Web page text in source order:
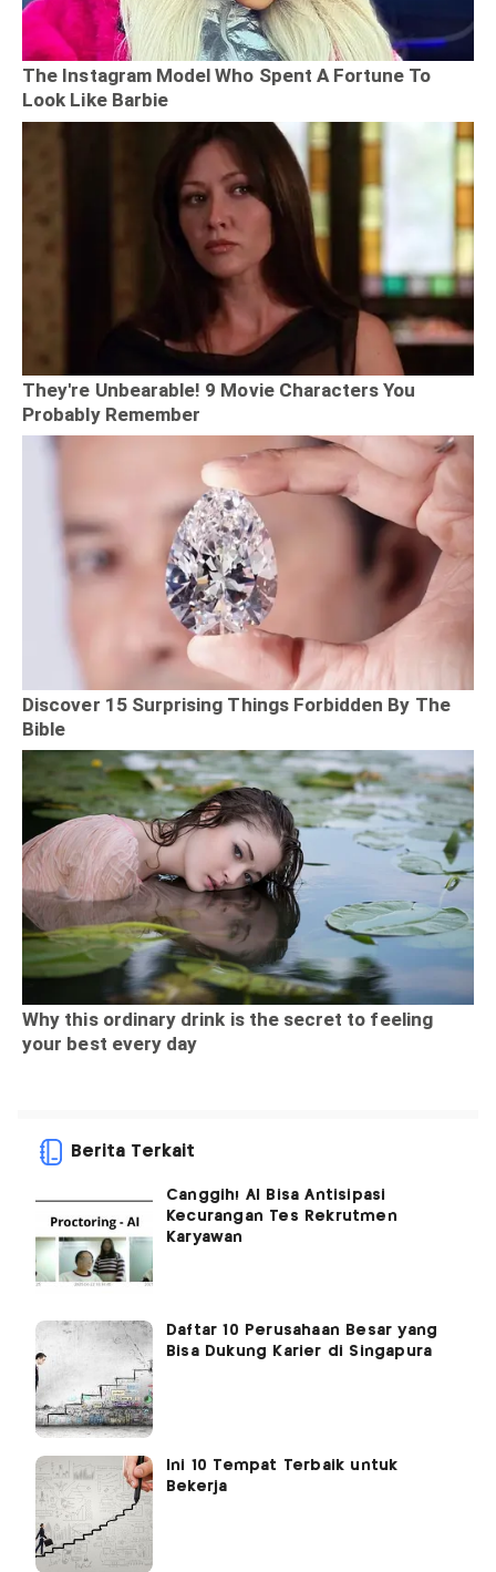
Berita Terkait
Canggih! AI Bisa Antisipasi
Kecurangan Tes Rekrutmen
Karyawan
Daftar 10 Perusahaan Besar yang
Bisa Dukung Karier di Singapura
Ini 10 Tempat Terbaik untuk
Bekerja